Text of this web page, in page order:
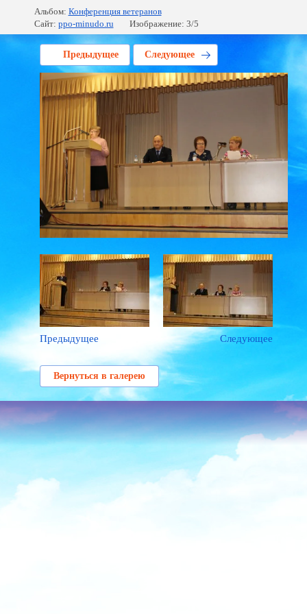
Альбом: Конференция ветеранов
Сайт: ppo-minudo.ru Изображение: 3/5
Предыдущее Следующее
Предыдущее Следующее
Вернуться в галерею